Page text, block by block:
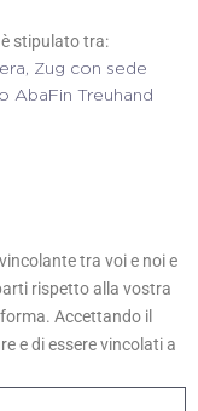
è stipulato tra:
Zug con sede
AbaFin Treuhand
tra voi e noi e
rispetto alla vostra
Accettando il
e di essere vincolati a